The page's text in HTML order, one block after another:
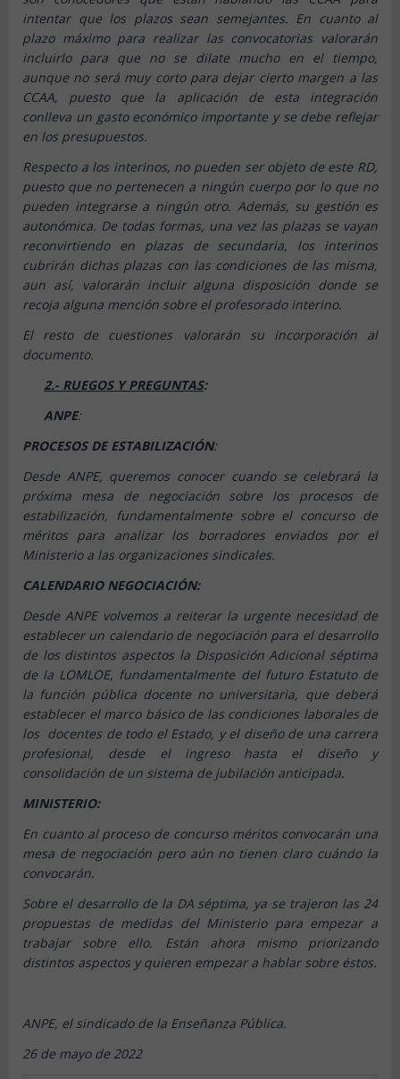
intentar que los plazos sean semejantes. En cuanto al
plazo máximo para realizar las convocatorias valorarán
incluirlo para que no se dilate mucho en el tiempo,
aunque no será muy corto para dejar cierto margen a las
CCAA, puesto que la aplicación de esta integración
conlleva un gasto económico importante y se debe reflejar
en los presupuestos.
Respecto a los interinos, no pueden ser objeto de este RD,
puesto que no pertenecen a ningún cuerpo por lo que no
pueden integrarse a ningún otro. Además, su gestión es
autonómica. De todas formas, una vez las plazas se vayan
reconvirtiendo en plazas de secundaria, los interinos
cubrirán dichas plazas con las condiciones de las misma,
aun así, valorarán incluir alguna disposición donde se
recoja alguna mención sobre el profesorado interino.
El resto de cuestiones valorarán su incorporación al
documento.
2.- RUEGOS Y PREGUNTAS:
ANPE:
PROCESOS DE ESTABILIZACIÓN:
Desde ANPE, queremos conocer cuando se celebrará la
próxima mesa de negociación sobre los procesos de
estabilización, fundamentalmente sobre el concurso de
méritos para analizar los borradores enviados por el
Ministerio a las organizaciones sindicales.
CALENDARIO NEGOCIACIÓN:
Desde ANPE volvemos a reiterar la urgente necesidad de
establecer un calendario de negociación para el desarrollo
de los distintos aspectos la Disposición Adicional séptima
de la LOMLOE, fundamentalmente del futuro Estatuto de
la función pública docente no universitaria, que deberá
establecer el marco básico de las condiciones laborales de
los docentes de todo el Estado, y el diseño de una carrera
profesional, desde el ingreso hasta el diseño y
consolidación de un sistema de jubilación anticipada.
MINISTERIO:
En cuanto al proceso de concurso méritos convocarán una
mesa de negociación pero aún no tienen claro cuándo la
convocarán.
Sobre el desarrollo de la DA séptima, ya se trajeron las 24
propuestas de medidas del Ministerio para empezar a
trabajar sobre ello. Están ahora mismo priorizando
distintos aspectos y quieren empezar a hablar sobre éstos.
ANPE, el sindicado de la Enseñanza Pública.
26 de mayo de 2022